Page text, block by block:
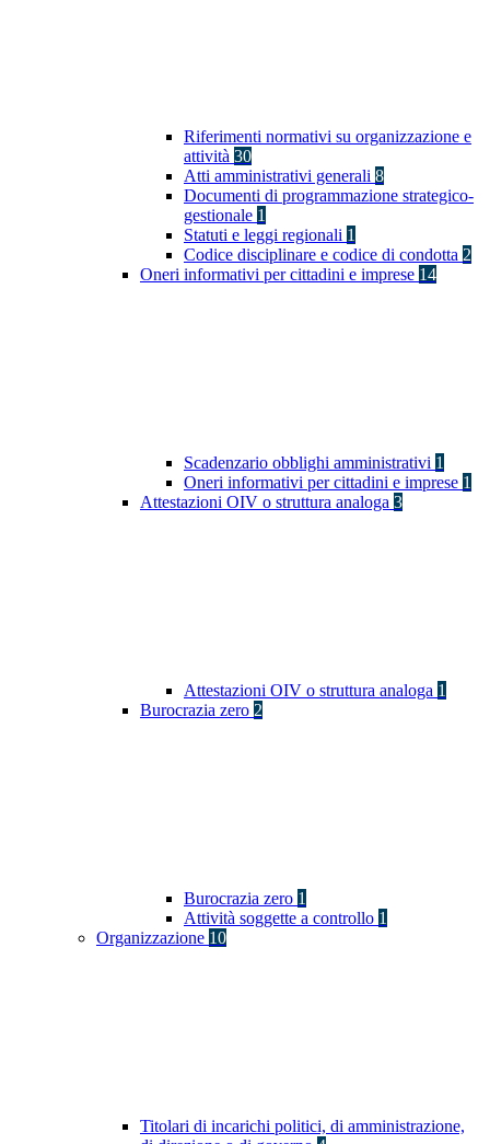
Riferimenti normativi su organizzazione e
attività 30
Atti amministrativi generali 8
Documenti di programmazione strategico-
gestionale 1
Statuti e leggi regionali 1
Codice disciplinare e codice di condotta 2
Oneri informativi per cittadini e imprese 14
Scadenzario obblighi amministrativi 1
Oneri informativi per cittadini e imprese 1
Attestazioni OIV o struttura analoga 3
Attestazioni OIV o struttura analoga 1
Burocrazia zero 2
Burocrazia zero 1
Attività soggette a controllo 1
Organizzazione 10
Titolari di incarichi politici, di amministrazione,